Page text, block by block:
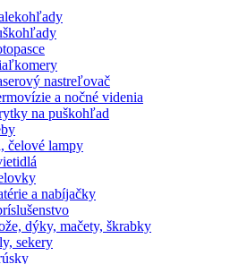
nastreľovač
a nočné videnia
na puškohľad
čelové lampy
a nabíjačky
dýky, mačety, škrabky
sekery